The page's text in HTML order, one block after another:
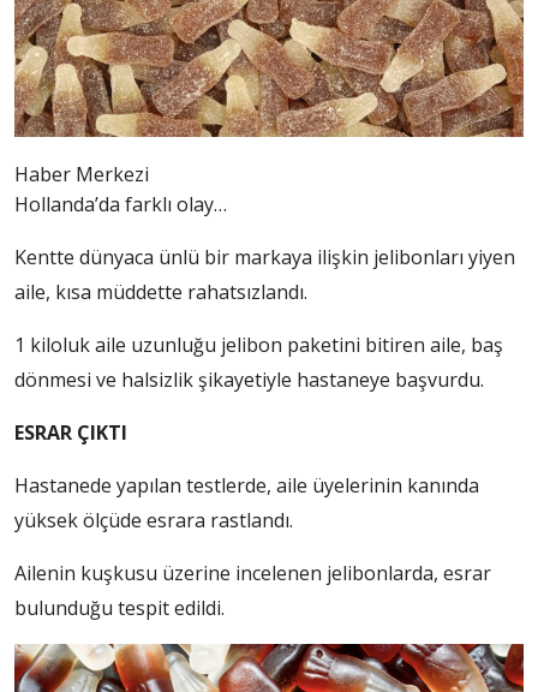
Haber Merkezi
Hollanda’da farklı olay…
Kentte dünyaca ünlü bir markaya ilişkin jelibonları yiyen
aile, kısa müddette rahatsızlandı.
1 kiloluk aile uzunluğu jelibon paketini bitiren aile, baş
dönmesi ve halsizlik şikayetiyle hastaneye başvurdu.
ESRAR ÇIKTI
Hastanede yapılan testlerde, aile üyelerinin kanında
yüksek ölçüde esrara rastlandı.
Ailenin kuşkusu üzerine incelenen jelibonlarda, esrar
bulunduğu tespit edildi.